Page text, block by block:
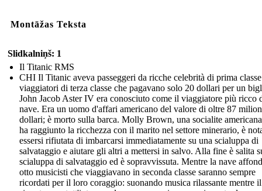
Montāžas Teksta
Slidkalniņš: 1
Il Titanic RMS
CHI Il Titanic aveva passeggeri da ricche celebrità di prima
viaggiatori di terza classe che pagavano solo 20 dollari per un
John Jacob Aster IV era conosciuto come il viaggiatore più ricco
nave. Era un uomo d'affari americano del valore di oltre 87
dollari; è morto sulla barca. Molly Brown, una socialite
ha raggiunto la ricchezza con il marito nel settore minerario, è
essersi rifiutata di imbarcarsi immediatamente su una scialuppa di
salvataggio e aiutare gli altri a mettersi in salvo. Alla fine è salita
scialuppa di salvataggio ed è sopravvissuta. Mentre la nave
otto musicisti che viaggiavano in seconda classe saranno sempre
ricordati per il loro coraggio: suonando musica rilassante mentre